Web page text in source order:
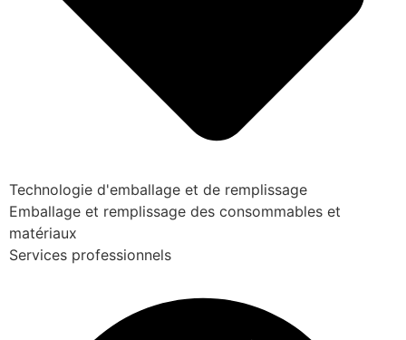
Technologie d'emballage et de remplissage
Emballage et remplissage des consommables et
matériaux
Services professionnels